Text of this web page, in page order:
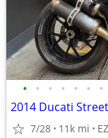
• • • • • • •
2014 Ducati
7/28 11k mi